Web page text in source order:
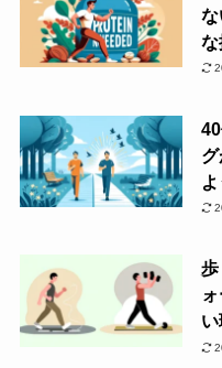
な
な
よ
歩